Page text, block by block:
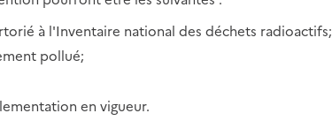
à l'Inventaire national des déchets radioactifs;
pollué;
en vigueur.